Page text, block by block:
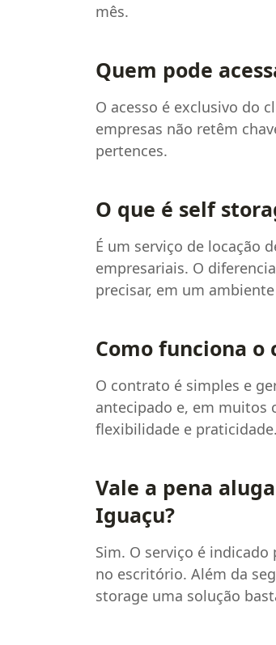
mês.
Quem pode
O acesso é exclusivo do
empresas não retêm
pertences.
O que é self
É um serviço de locação
empresariais. O
precisar, em um
Como funciona
O contrato é simples e
antecipado e, em muitos
flexibilidade e praticidade.
Vale a pena
Iguaçu?
Sim. O serviço é
no escritório. Além da
storage uma solução